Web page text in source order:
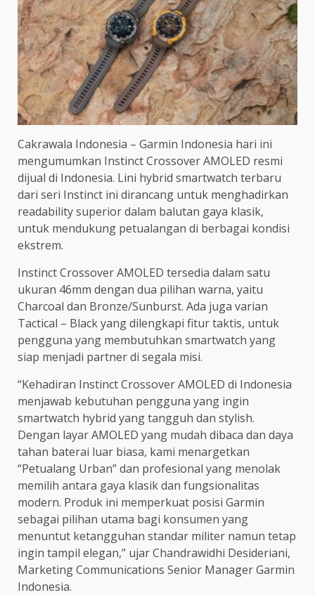
Cakrawala Indonesia – Garmin Indonesia hari ini
mengumumkan Instinct Crossover AMOLED resmi
dijual di Indonesia. Lini hybrid smartwatch terbaru
dari seri Instinct ini dirancang untuk menghadirkan
readability superior dalam balutan gaya klasik,
untuk mendukung petualangan di berbagai kondisi
ekstrem.
Instinct Crossover AMOLED tersedia dalam satu
ukuran 46mm dengan dua pilihan warna, yaitu
Charcoal dan Bronze/Sunburst. Ada juga varian
Tactical – Black yang dilengkapi fitur taktis, untuk
pengguna yang membutuhkan smartwatch yang
siap menjadi partner di segala misi.
“Kehadiran Instinct Crossover AMOLED di Indonesia
menjawab kebutuhan pengguna yang ingin
smartwatch hybrid yang tangguh dan stylish.
Dengan layar AMOLED yang mudah dibaca dan daya
tahan baterai luar biasa, kami menargetkan
“Petualang Urban” dan profesional yang menolak
memilih antara gaya klasik dan fungsionalitas
modern. Produk ini memperkuat posisi Garmin
sebagai pilihan utama bagi konsumen yang
menuntut ketangguhan standar militer namun tetap
ingin tampil elegan,” ujar Chandrawidhi Desideriani,
Marketing Communications Senior Manager Garmin
Indonesia.